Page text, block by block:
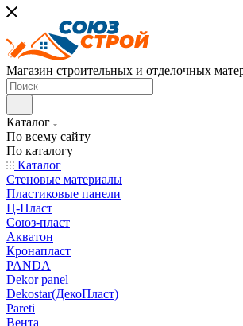
Магазин строительных и отделочных
Каталог
По всему сайту
По каталогу
Каталог
Стеновые материалы
Пластиковые панели
Ц-Пласт
Союз-пласт
Акватон
Кронапласт
PANDA
Dekor panel
Dekostar(ДекоПласт)
Pareti
Вента